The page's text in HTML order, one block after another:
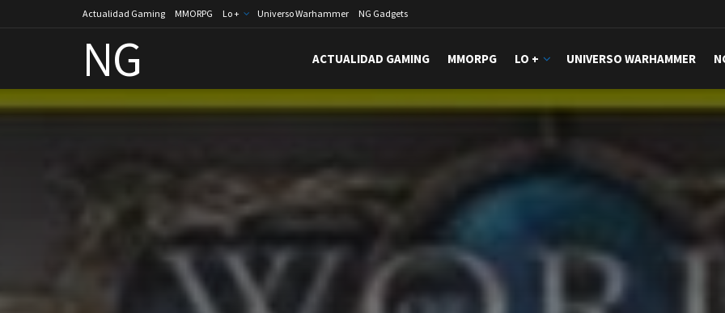
Actualidad Gaming MMORPG Lo + Universo Warhammer NG Gadgets
NG ACTUALIDAD GAMING MMORPG LO + UNIVERSO WARHAMMER